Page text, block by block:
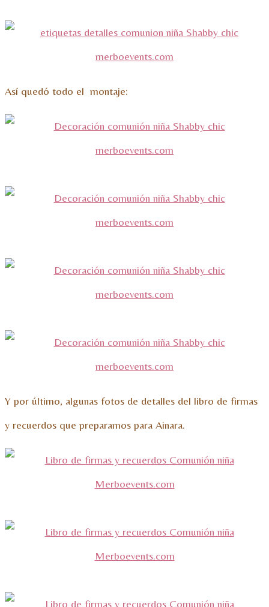
Así quedó todo el montaje:
Y por último, algunas fotos de detalles del libro de firmas
y recuerdos que preparamos para Ainara.